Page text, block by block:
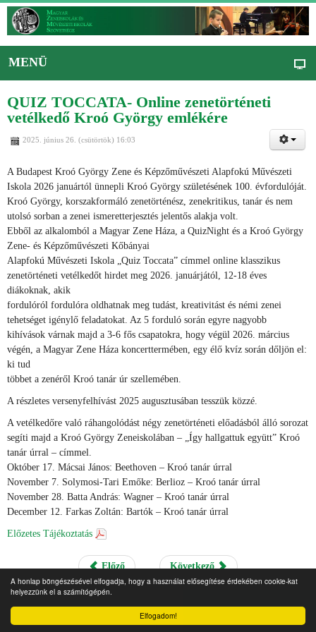
Elfogadom!
A honlap böngészésével elfogadja, hogy a használat elősegítése érdekében cookie-kat
helyezzünk el a számítógépén.
MENÜ
QUIZ TOCCATA- Online zenetörténeti
vetélkedő Kroó György emlékére
2025. június 26. (csütörtök) 16:03
A Budapest Kroó György Zene és Képzőművészeti Alapfokú Művészeti
Iskola 2026 januártól ünnepli Kroó György születésének 100. évfordulóját.
Kroó György, korszakformáló zenetörténész, zenekritikus, tanár és nem
utolsó sorban a zenei ismeretterjesztés jelentős alakja volt.
Ebből az alkalomból a Magyar Zene Háza, a QuizNight és a Kroó György
Zene- és Képzőművészeti Kőbányai
Alapfokú Művészeti Iskola „Quiz Toccata” címmel online klasszikus
zenetörténeti vetélkedőt hirdet meg 2026. januárjától, 12-18 éves
diákoknak, akik
fordulóról fordulóra oldhatnak meg tudást, kreativitást és némi zenei
tehetséget igénylő feladatokat. Az 5 forduló során egyre nagyobb
kihívások várnak majd a 3-6 fős csapatokra, hogy végül 2026. március
végén, a Magyar Zene Háza koncerttermében, egy élő kvíz során dőljön el:
ki tud
többet a zenéről Kroó tanár úr szellemében.
A részletes versenyfelhívást 2025 augusztusában tesszük közzé.
A vetélkedőre való ráhangolódást négy zenetörténeti előadásból álló sorozat
segíti majd a Kroó György Zeneiskolában – „Így hallgattuk együtt” Kroó
tanár úrral – címmel.
Október 17. Mácsai János: Beethoven – Kroó tanár úrral
November 7. Solymosi-Tari Emőke: Berlioz – Kroó tanár úrral
November 28. Batta András: Wagner – Kroó tanár úrral
December 12. Farkas Zoltán: Bartók – Kroó tanár úrral
Előzetes Tájékoztatás
Előző Következő